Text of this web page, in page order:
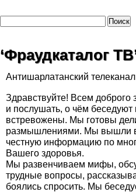
‘Фраудкаталог
Антишарлатанский телеканал
Здравствуйте! Всем
и послушать, о чём беседуют
встревожены. Мы готовы
размышлениями. Мы вышли
честную информацию по
Вашего здоровья.
Мы развенчиваем мифы,
трудные вопросы,
боялись спросить. Мы